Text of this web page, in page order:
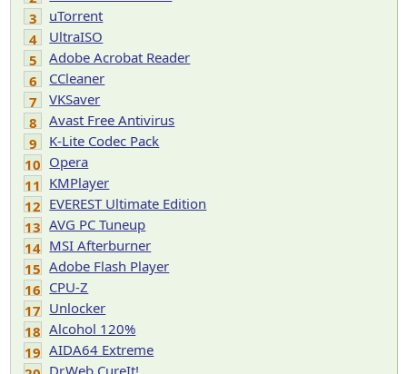
3
uTorrent
4
UltraISO
5
Adobe Acrobat Reader
6
CCleaner
7
VKSaver
8
Avast Free Antivirus
9
K-Lite Codec Pack
10 Opera
11 KMPlayer
12 EVEREST Ultimate Edition
13 AVG PC Tuneup
14 MSI Afterburner
15 Adobe Flash Player
16 CPU-Z
17 Unlocker
18 Alcohol 120%
19 AIDA64 Extreme
Dr.Web CureIt!